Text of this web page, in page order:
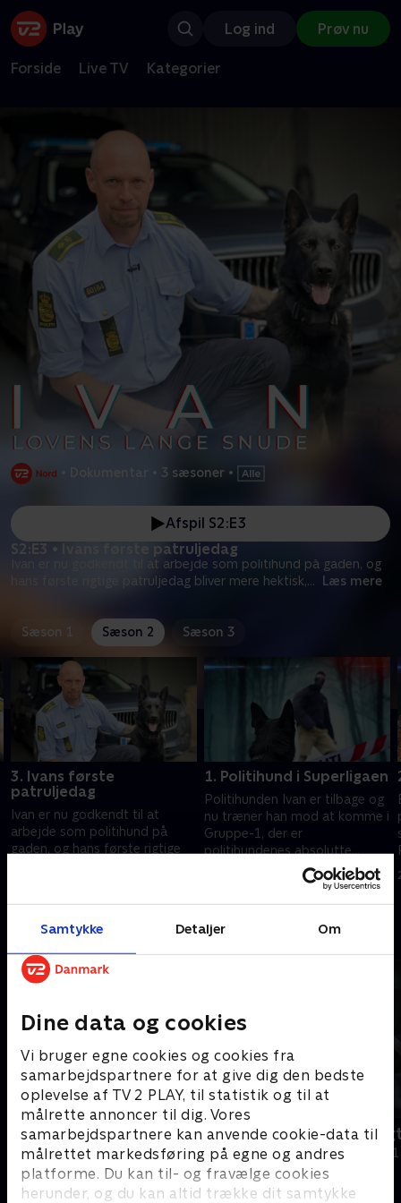
Samtykke Detaljer Om
Dine data og cookies
Vi bruger egne cookies og cookies fra
samarbejdspartnere for at give dig den bedste
oplevelse af TV 2 PLAY, til statistik og til at
målrette annoncer til dig. Vores
samarbejdspartnere kan anvende cookie-data til
målrettet markedsføring på egne og andres
platforme. Du kan til- og fravælge cookies
herunder, og du kan altid trække dit samtykke
Log ind Prøv nu
Forside Live TV Kategorier
• 3 sæsoner •
S2:E3 • Ivans første patruljedag
Ivan er nu godkendt til at arbejde som politihund på gaden, og
hans første rigtige patruljedag bliver mere hektisk,... Læs mere
Afspil S2:E3
Sæson 1 Sæson 2 Sæson 3
3. Ivans første
patruljedag
Ivan er nu godkendt til at
arbejde som politihund på
gaden, og hans første rigtige
1. Politihund i Superligaen
Politihunden Ivan er tilbage og
nu træner han mod at komme i
Gruppe-1, der er
politihundenes absolutte
25. september 2025 • 26 min
Andre så også
Den sorte svane
Dokumentar • 1 sæsoner Dokumentar •